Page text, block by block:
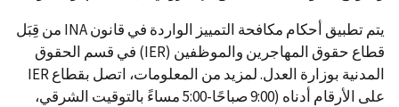
يتم تطبيق أحكام مكافحة التمييز الواردة في قانون INA من قِبَل
قطاع حقوق المهاجرين والموظفين (IER) في قسم الحقوق
المدنية بوزارة العدل. لمزيد من المعلومات، اتصل بقطاع IER
على الأرقام أدناه (9:00 صباحًا-5:00 مساءً بالتوقيت الشرقي،